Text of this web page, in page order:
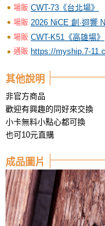
場販 CWT-73《台北場》
場販 2026 NiCE 創·迴響
場販 CWT-K51《高雄場》
通販 https://myship.7-
其他說明
非官方商品
歡迎有興趣的同好來交換
小卡無料小點心都可換
也可10元直購
成品圖片